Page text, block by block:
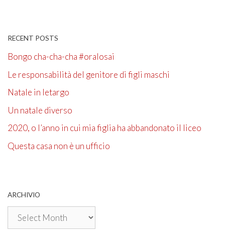
RECENT POSTS
Bongo cha-cha-cha #oralosai
Le responsabilità del genitore di figli maschi
Natale in letargo
Un natale diverso
2020, o l’anno in cui mia figlia ha abbandonato il liceo
Questa casa non è un ufficio
ARCHIVIO
Archivio